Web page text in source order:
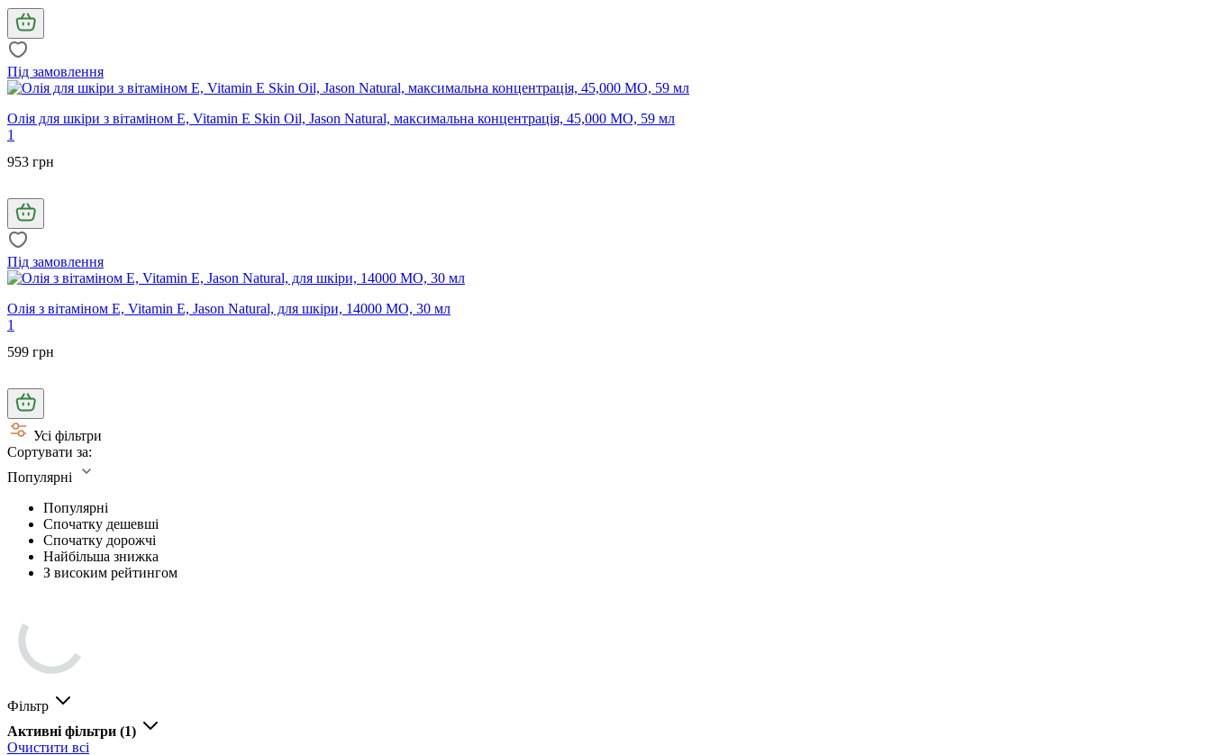
Під замовлення
Олія для шкіри з вітаміном Е, Vitamin E Skin Oil, Jason Natural, максимальна концентрація, 45,000 МО, 59 мл
1
953 грн
Під замовлення
Олія з вітаміном Е, Vitamin E, Jason Natural, для шкіри, 14000 МО, 30 мл
1
599 грн
Усі фільтри
Сортувати за:
Популярні
Популярні
Спочатку дешевші
Спочатку дорожчі
Найбільша знижка
З високим рейтингом
Фільтр
Активні фільтри (1)
Очистити всі